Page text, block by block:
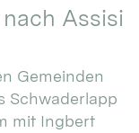
Assisi
Gemeinden
Schwaderlapp
mit Ingbert